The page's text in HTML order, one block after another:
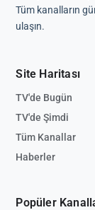
Tüm kanalların
ulaşın.
Site Haritası
TV'de Bugün
TV'de Şimdi
Tüm Kanallar
Haberler
Popüler